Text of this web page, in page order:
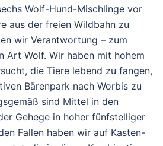
Wolf-Hund-Mischlinge vor
aus der freien Wildbahn zu
wir Verantwortung – zum
Art Wolf. Wir haben mit hohem
die Tiere lebend zu fangen,
Bärenpark nach Worbis zu
sind Mittel in den
Gehege in hoher fünfstelliger
Fallen haben wir auf Kasten-